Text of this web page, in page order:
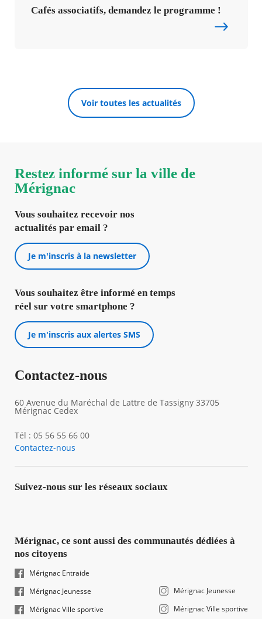
Cafés associatifs, demandez le programme !
Voir toutes les actualités
Restez informé sur la ville de
Mérignac
Vous souhaitez recevoir nos
actualités par email ?
Je m'inscris à la newsletter
Vous souhaitez être informé en temps
réel sur votre smartphone ?
Je m'inscris aux alertes SMS
Contactez-nous
60 Avenue du Maréchal de Lattre de Tassigny 33705
Mérignac Cedex
Tél : 05 56 55 66 00
Contactez-nous
Suivez-nous sur les réseaux sociaux
Mérignac, ce sont aussi des communautés dédiées à
nos citoyens
Mérignac Entraide
Mérignac Jeunesse
Mérignac Ville sportive
Mérignac Jeunesse
Mérignac Ville sportive